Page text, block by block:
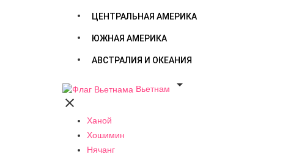
ЦЕНТРАЛЬНАЯ АМЕРИКА
ЮЖНАЯ АМЕРИКА
АВСТРАЛИЯ И ОКЕАНИЯ
Вьетнам


Ханой
Хошимин
Нячанг